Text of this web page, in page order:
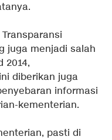
juga menjadi salah
2014,
diberikan juga
informasi
kementerian.
pasti di